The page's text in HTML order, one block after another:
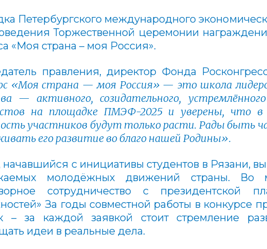
Петербургского международного
Торжественной церемонии
«Моя страна – моя Россия».
правления, директор Фонда
«Моя страна — моя Россия» — это школа
— активного, созидательного,
на площадке ПМЭФ-2025 и уверены, что
участников будут только расти. Рады быть
его развитие во благо нашей Родины».
начавшийся с инициативы студентов в Рязани,
молодёжных движений страны. Во
сотрудничество с президентской
За годы совместной работы в конкурсе
– за каждой заявкой стоит стремление
идеи в реальные дела.